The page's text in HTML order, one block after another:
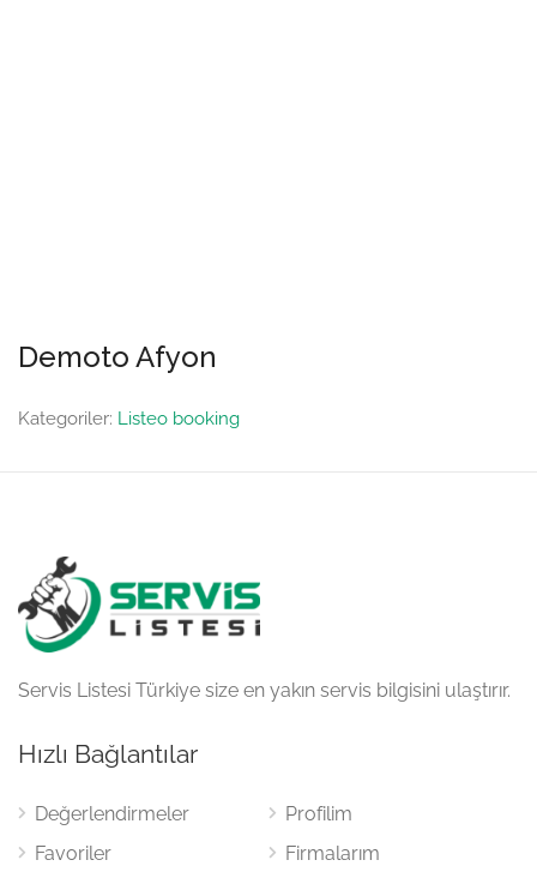
Demoto Afyon
Kategoriler: Listeo booking
Servis Listesi Türkiye size en yakın servis bilgisini ulaştırır.
Hızlı Bağlantılar
Değerlendirmeler
Favoriler
Profilim
Firmalarım